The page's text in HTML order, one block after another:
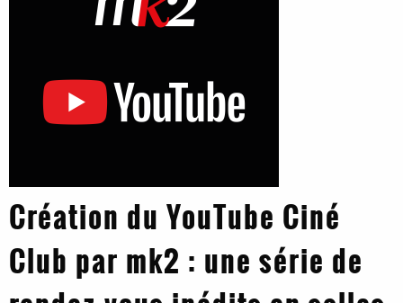
Création du YouTube Ciné
Club par mk2 : une série de